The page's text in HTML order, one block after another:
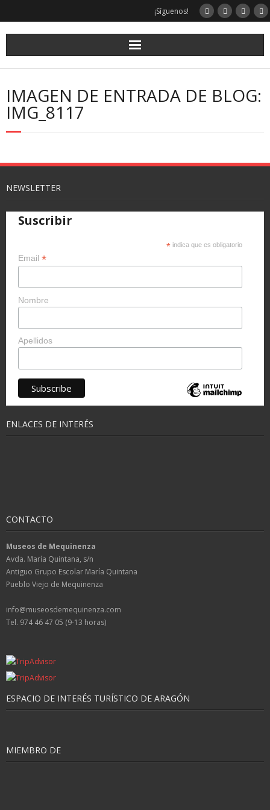
¡Síguenos!
IMAGEN DE ENTRADA DE BLOG:
IMG_8117
NEWSLETTER
Suscribir
* indica que es obligatorio
Email *
Nombre
Apellidos
ENLACES DE INTERÉS
CONTACTO
Museos de Mequinenza
Avda. María Quintana, s/n
Antiguo Grupo Escolar María Quintana
Pueblo Viejo de Mequinenza
info@museosdemequinenza.com
Tel. 974 46 47 05 (9-13 horas)
ESPACIO DE INTERÉS TURÍSTICO DE ARAGÓN
MIEMBRO DE